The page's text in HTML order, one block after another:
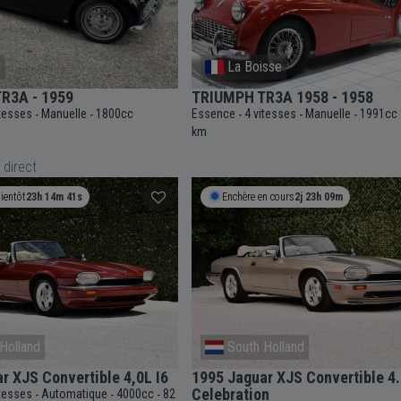
- 1959
- Manuelle - 1800cc
La Boisse
TRIUMPH TR3A 1958 - 1958
Essence - 4 vitesses - Manuelle - 1991cc
km
direct
23h 14m 40s
XJS Convertible 4,0L I6
- Automatique - 4000cc - 82
Enchère en cours2j 23h 09m
South Holland
1995 Jaguar XJS Convertible
Celebration